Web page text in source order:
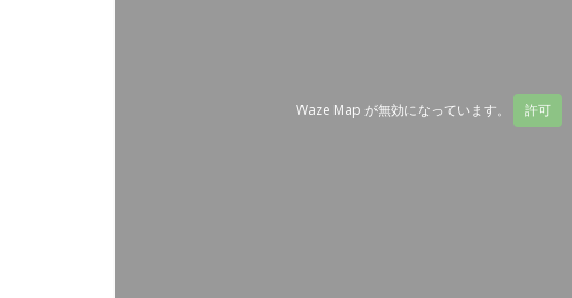
Waze Map が無効になっています。 許可